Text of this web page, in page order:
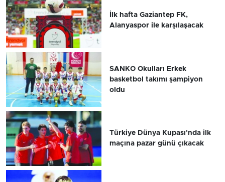
İlk hafta Gaziantep FK,
Alanyaspor ile karşılaşacak
SANKO Okulları Erkek
basketbol takımı şampiyon
oldu
Türkiye Dünya Kupası'nda ilk
maçına pazar günü çıkacak